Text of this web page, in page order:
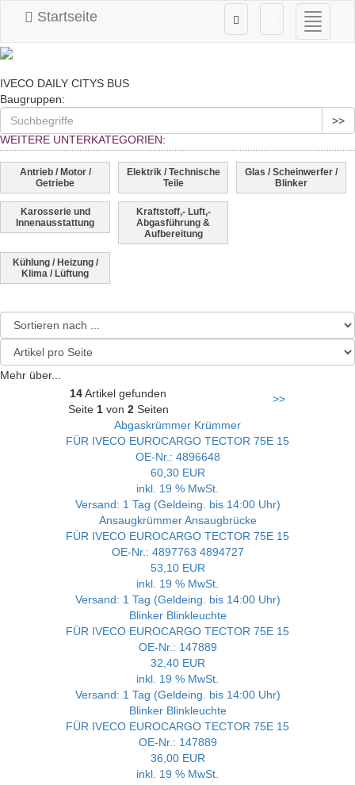
ein-/
Startseite
IVECO DAILY CITYS BUS
Baugruppen:
>>
WEITERE UNTERKATEGORIEN:
Antrieb / Motor /
Getriebe
Elektrik / Technische
Teile
Glas / Scheinwerfer /
Blinker
Karosserie und
Innenausstattung
Kraftstoff,- Luft,-
Abgasführung &
Aufbereitung
Kühlung / Heizung /
Klima / Lüftung
14Artikel gefunden
Seite 1von 2Seiten
>>
Abgaskrümmer Krümmer
FÜR IVECO EUROCARGO TECTOR 75E 15
OE-Nr.: 4896648
60,30 EUR
inkl. 19 % MwSt.
Versand: 1 Tag (Geldeing. bis 14:00 Uhr)
Ansaugkrümmer Ansaugbrücke
FÜR IVECO EUROCARGO TECTOR 75E 15
OE-Nr.: 4897763 4894727
53,10 EUR
inkl. 19 % MwSt.
Versand: 1 Tag (Geldeing. bis 14:00 Uhr)
Blinker Blinkleuchte
FÜR IVECO EUROCARGO TECTOR 75E 15
OE-Nr.: 147889
32,40 EUR
inkl. 19 % MwSt.
Versand: 1 Tag (Geldeing. bis 14:00 Uhr)
Blinker Blinkleuchte
FÜR IVECO EUROCARGO TECTOR 75E 15
OE-Nr.: 147889
36,00 EUR
inkl. 19 % MwSt.
Mehr über...